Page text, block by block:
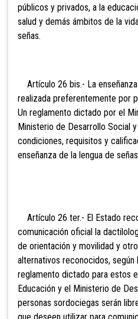
públicos y privados, a la
salud y demás ámbitos de la
señas.
Artículo 26 bis.- La
realizada preferentemente por
Un reglamento dictado por el
Ministerio de Desarrollo Social
condiciones, requisitos y
enseñanza de la lengua de
Artículo 26 ter.- El Estado
comunicación oficial la
de orientación y movilidad y
alternativos reconocidos, según
reglamento dictado para estos
Educación y el Ministerio de
personas sordociegas serán